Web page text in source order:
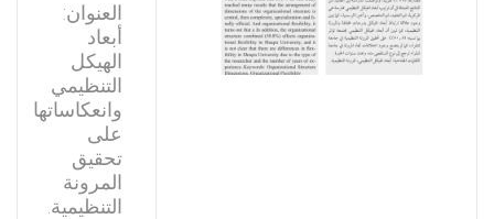
العنوان:
أبعاد
الهيكل
التنظيمي
وانعكاساتها
على
تحقيق
المرونة
التنظيمية.